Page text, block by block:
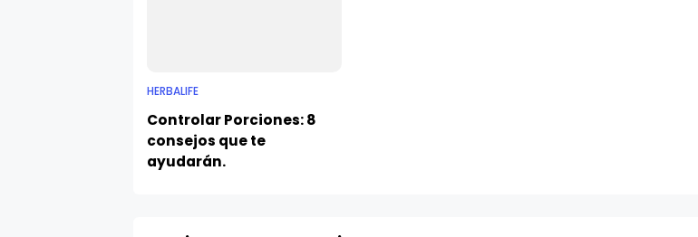
HERBALIFE
Controlar Porciones: 8
consejos que te
ayudarán.